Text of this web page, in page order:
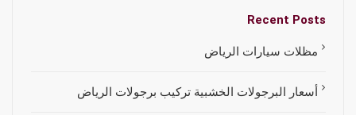
Recent Posts
مظلات سيارات الرياض
أسعار البرجولات الخشبية تركيب برجولات الرياض